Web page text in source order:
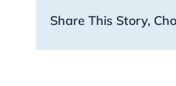
Share This Story,